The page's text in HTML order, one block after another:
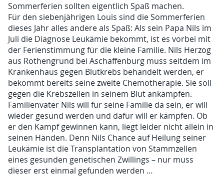
Sommerferien sollten eigentlich Spaß machen.
Für den siebenjährigen Louis sind die Sommerferien
dieses Jahr alles andere als Spaß: Als sein Papa Nils im
Juli die Diagnose Leukämie bekommt, ist es vorbei mit
der Ferienstimmung für die kleine Familie. Nils Herzog
aus Rothengrund bei Aschaffenburg muss seitdem im
Krankenhaus gegen Blutkrebs behandelt werden, er
bekommt bereits seine zweite Chemotherapie. Sie soll
gegen die Krebszellen in seinem Blut ankämpfen.
Familienvater Nils will für seine Familie da sein, er will
wieder gesund werden und dafür will er kämpfen. Ob
er den Kampf gewinnen kann, liegt leider nicht allein in
seinen Händen. Denn Nils Chance auf Heilung seiner
Leukämie ist die Transplantation von Stammzellen
eines gesunden genetischen Zwillings – nur muss
dieser erst einmal gefunden werden …